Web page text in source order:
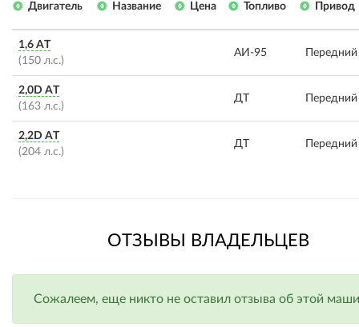
Двигатель Название Цена Топливо Привод
1,6 AT
(150 л.с.)
АИ-95 Передний
2,0D AT
(163 л.с.)
ДТ Передний
2,2D AT
(204 л.с.)
ДТ Передний
ОТЗЫВЫ ВЛАДЕЛЬЦЕВ
Сожалеем, еще никто не оставил отзыва об этой